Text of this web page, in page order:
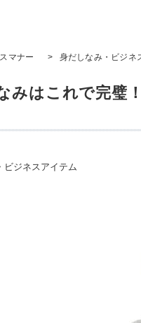
マナー > 身だしなみ・ビジネ
みはこれで完璧
ビジネスアイテム